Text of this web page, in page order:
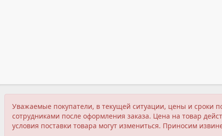
Уважаемые покупатели, в текущей ситуации, цены и сроки
сотрудниками после оформления заказа. Цена на товар
условия поставки товара могут измениться. Приносим